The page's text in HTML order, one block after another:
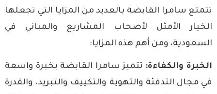
تتمتع سامرا القابضة بالعديد من المزايا التي تجعلها
الخيار الأمثل لأصحاب المشاريع والمباني في
السعودية، ومن أهم هذه المزايا:
الخبرة والكفاءة: تتميز سامرا القابضة بخبرة واسعة
في مجال التدفئة والتهوية والتكييف والتبريد، والقدرة